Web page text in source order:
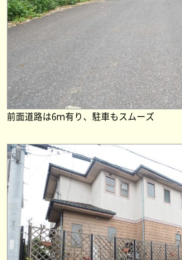
前面道路は6ｍ有り、駐車もスムーズ